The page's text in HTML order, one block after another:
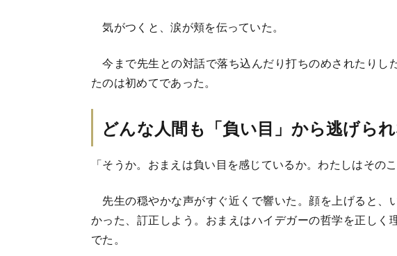
気がつくと、涙が頬を伝っていた。
今まで先生との対話で落ち込んだり打ちのめされたりし
たのは初めてであった。
どんな人間も「負い目」から逃げら
「そうか。おまえは負い目を感じているか。わたしはその
先生の穏やかな声がすぐ近くで響いた。顔を上げると、
かった、訂正しよう。おまえはハイデガーの哲学を正し
でた。